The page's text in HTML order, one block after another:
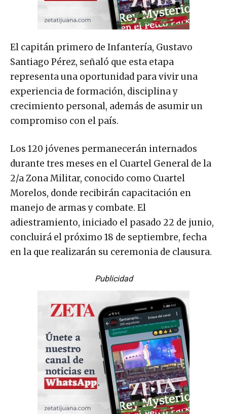
El capitán primero de Infantería, Gustavo
Santiago Pérez, señaló que esta etapa
representa una oportunidad para vivir una
experiencia de formación, disciplina y
crecimiento personal, además de asumir un
compromiso con el país.
Los 120 jóvenes permanecerán internados
durante tres meses en el Cuartel General de la
2/a Zona Militar, conocido como Cuartel
Morelos, donde recibirán capacitación en
manejo de armas y combate. El
adiestramiento, iniciado el pasado 22 de junio,
concluirá el próximo 18 de septiembre, fecha
en la que realizarán su ceremonia de clausura.
Publicidad